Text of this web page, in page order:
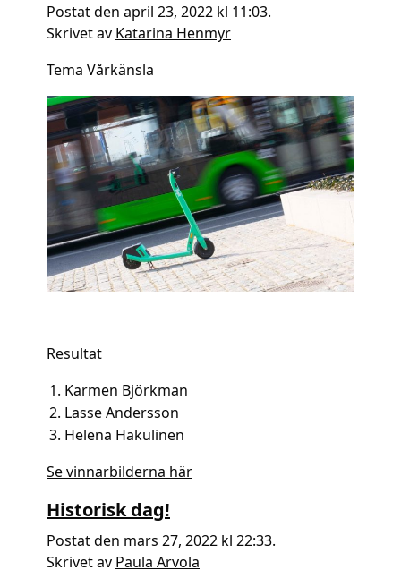
Postat den april 23, 2022 kl 11:03.
Skrivet av Katarina Henmyr
Tema Vårkänsla
Resultat
Karmen Björkman
Lasse Andersson
Helena Hakulinen
Se vinnarbilderna här
Historisk dag!
Postat den mars 27, 2022 kl 22:33.
Skrivet av Paula Arvola